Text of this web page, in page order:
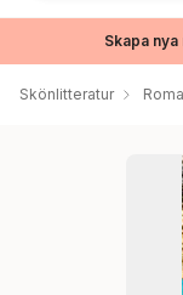
Skapa
Skönlitteratur